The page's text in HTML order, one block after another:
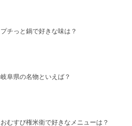
プチっと鍋で好きな味は？
岐阜県の名物といえば？
おむすび権米衛で好きなメニューは？